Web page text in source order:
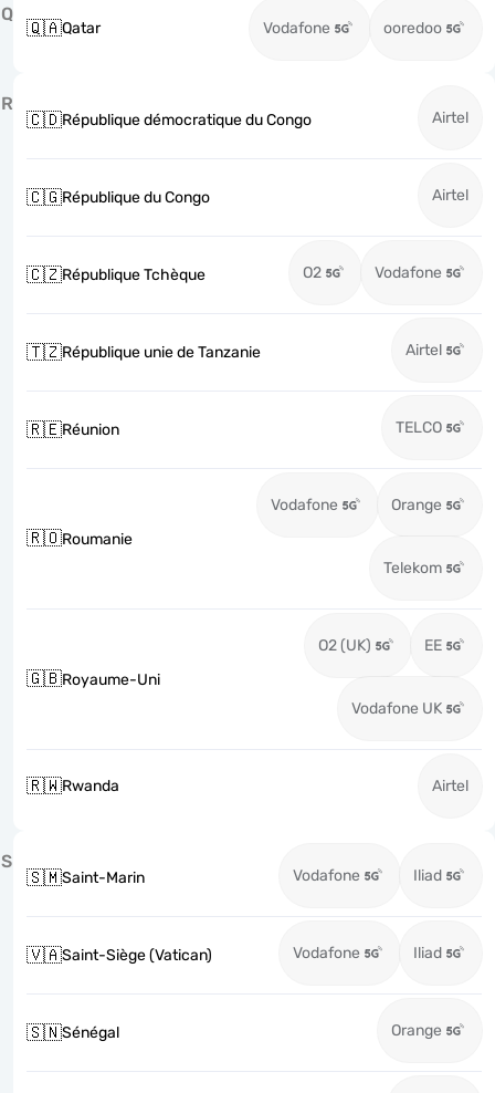
Q
🇶🇦Qatar Vodafone ooredoo
R
🇨🇩République démocratique du Congo Airtel
🇨🇬République du Congo Airtel
🇨🇿République Tchèque O2 Vodafone
🇹🇿République unie de Tanzanie Airtel
🇷🇪Réunion TELCO
🇷🇴Roumanie
Vodafone Orange
Telekom
🇬🇧Royaume-Uni
O2 (UK) EE
Vodafone UK
🇷🇼Rwanda Airtel
S
🇸🇲Saint-Marin Vodafone Iliad
🇻🇦Saint-Siège (Vatican) Vodafone Iliad
🇸🇳Sénégal Orange